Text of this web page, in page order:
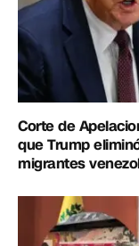
Corte de
que Trump
migrantes